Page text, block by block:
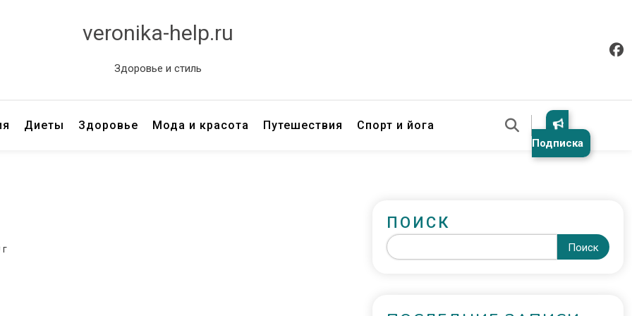
veronika-help.ru
Здоровье и стиль
Диеты Здоровье Мода и красота Путешествия Спорт и йога
Подписка
г
ПОИСК
Поиск